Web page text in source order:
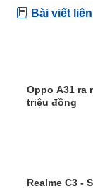
Bài viết
Oppo A31 ra
triệu đồng
Realme C3 -